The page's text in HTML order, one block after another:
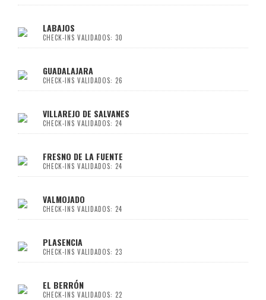
LABAJOS
CHECK-INS VALIDADOS: 30
GUADALAJARA
CHECK-INS VALIDADOS: 26
VILLAREJO DE SALVANES
CHECK-INS VALIDADOS: 24
FRESNO DE LA FUENTE
CHECK-INS VALIDADOS: 24
VALMOJADO
CHECK-INS VALIDADOS: 24
PLASENCIA
CHECK-INS VALIDADOS: 23
EL BERRÓN
CHECK-INS VALIDADOS: 22